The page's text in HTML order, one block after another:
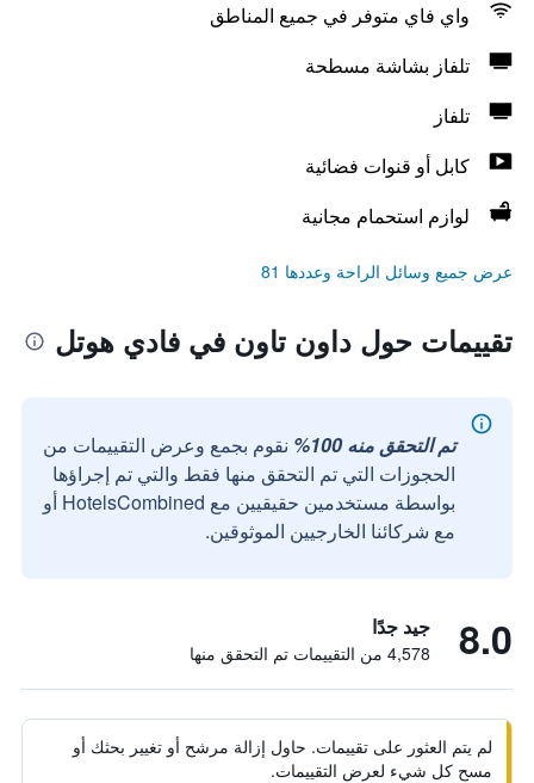
واي فاي متوفر في جميع المناطق
تلفاز بشاشة مسطحة
تلفاز
كابل أو قنوات فضائية
لوازم استحمام مجانية
عرض جميع وسائل الراحة وعددها 81
تقييمات حول داون تاون في فادي هوتل
تم التحقق منه 100%
نقوم بجمع وعرض التقييمات من
الحجوزات التي تم التحقق منها فقط والتي تم إجراؤها
بواسطة مستخدمين حقيقيين مع HotelsCombined أو
مع شركائنا الخارجيين الموثوقين.
8.0 جيد جدًا
4,578 من التقييمات تم التحقق منها
لم يتم العثور على تقييمات. حاول إزالة مرشح أو تغيير بحثك أو
مسح كل شيء لعرض التقييمات.